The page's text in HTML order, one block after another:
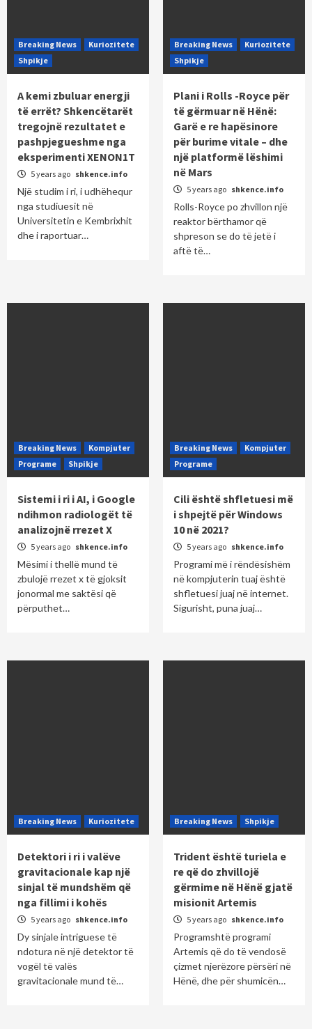
Breaking News
Kuriozitete
Shpikje
A kemi zbuluar energji
të errët? Shkencëtarët
tregojnë rezultatet e
pashpjegueshme nga
eksperimenti XENON1T
5 years ago shkence.info
Një studim i ri, i udhëhequr
nga studiuesit në
Universitetin e Kembrixhit
dhe i raportuar…
Breaking News
Kuriozitete
Shpikje
Plani i Rolls -Royce për
të gërmuar në Hënë:
Garë e re hapësinore
për burime vitale – dhe
një platformë lëshimi
në Mars
5 years ago shkence.info
Rolls-Royce po zhvillon një
reaktor bërthamor që
shpreson se do të jetë i
aftë të…
Breaking News
Kompjuter
Programe
Shpikje
Sistemi i ri i AI, i Google
ndihmon radiologët të
analizojnë rrezet X
5 years ago shkence.info
Mësimi i thellë mund të
zbulojë rrezet x të gjoksit
jonormal me saktësi që
përputhet…
Breaking News
Kompjuter
Programe
Cili është shfletuesi më
i shpejtë për Windows
10 në 2021?
5 years ago shkence.info
Programi më i rëndësishëm
në kompjuterin tuaj është
shfletuesi juaj në internet.
Sigurisht, puna juaj…
Breaking News Kuriozitete
Detektori i ri i valëve
gravitacionale kap një
sinjal të mundshëm që
nga fillimi i kohës
5 years ago shkence.info
Dy sinjale intriguese të
ndotura në një detektor të
vogël të valës
gravitacionale mund të…
Breaking News Shpikje
Trident është turiela e
re që do zhvillojë
gërmime në Hënë gjatë
misionit Artemis
5 years ago shkence.info
Programshtë programi
Artemis që do të vendosë
çizmet njerëzore përsëri në
Hënë, dhe për shumicën…